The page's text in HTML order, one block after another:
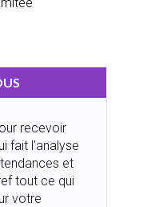
recevoir
fait l’analyse
et
tout ce qui
votre